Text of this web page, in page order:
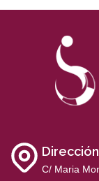
Dirección
C/ Maria